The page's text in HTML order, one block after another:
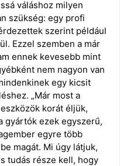
váláshoz milyen
szükség: egy profi
szerint például
Ezzel szemben a már
ennek kevesebb mint
nem nagyon van
egy kicsit
„Már most a
korát éljük,
gyártók ezek egyszerű,
egyre több
magát. Mi úgy látjuk,
tudás része kell, hogy